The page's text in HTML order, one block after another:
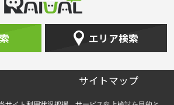
エリア検索
サイトマップ